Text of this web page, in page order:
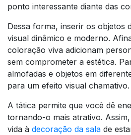
ponto interessante diante das
Dessa forma, inserir os objetos
visual dinâmico e moderno.
coloração viva adicionam
sem comprometer a estética.
almofadas e objetos em
para um efeito visual chamativo.
A tática permite que você dê
tornando-o mais atrativo.
vida à decoração da sala de